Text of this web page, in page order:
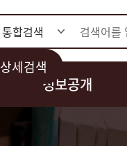
색
상세검색
정보공개